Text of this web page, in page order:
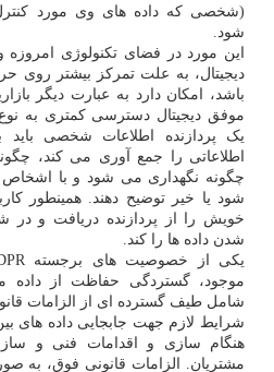
(شخصی که داده های وی مورد
شود.
این مورد در فضای تکنولوژی امروزه
دیجیتال، به علت تمرکز بیشتر
باشد، امکان دارد به عبارت دیگر
موفق دیجیتال دسترسی کمتری به نوع
یک پردازنده اطلاعات شخصی باید
اطلاعاتی را جمع آوری می کند،
چگونه نگهداری می شود و با اشخاص
شود یا خیر توضیح دهند. همینطور
خویش را از پردازنده دریافت و
شدن داده ها را کند.
شامل طیف گسترده ای از الزامات
شرایط لازم جهت جابجایی داده های
هنگام سازی و اقدامات فنی و
مشتریان. الزامات قانونی فوق، به